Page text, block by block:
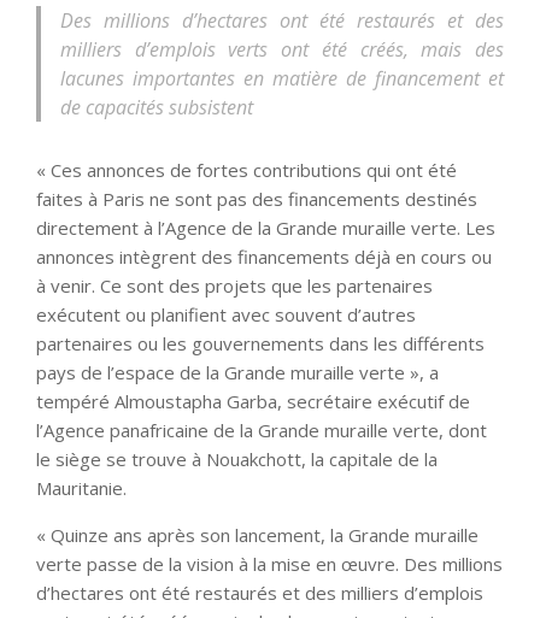
Des millions d’hectares ont été restaurés et des
milliers d’emplois verts ont été créés, mais des
lacunes importantes en matière de financement et
de capacités subsistent
« Ces annonces de fortes contributions qui ont été
faites à Paris ne sont pas des financements destinés
directement à l’Agence de la Grande muraille verte. Les
annonces intègrent des financements déjà en cours ou
à venir. Ce sont des projets que les partenaires
exécutent ou planifient avec souvent d’autres
partenaires ou les gouvernements dans les différents
pays de l’espace de la Grande muraille verte », a
tempéré Almoustapha Garba, secrétaire exécutif de
l’Agence panafricaine de la Grande muraille verte, dont
le siège se trouve à Nouakchott, la capitale de la
Mauritanie.
« Quinze ans après son lancement, la Grande muraille
verte passe de la vision à la mise en œuvre. Des millions
d’hectares ont été restaurés et des milliers d’emplois